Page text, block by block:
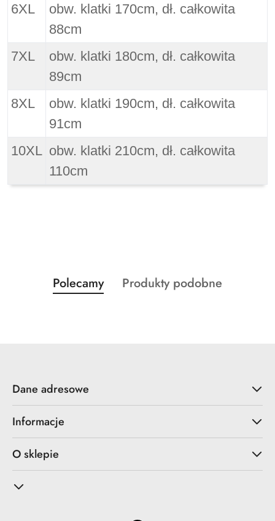
6XL
obw. klatki 170cm, dł. całkowita
88cm
7XL
obw. klatki 180cm, dł. całkowita
89cm
8XL
obw. klatki 190cm, dł. całkowita
91cm
10XL obw. klatki 210cm, dł. całkowita
110cm
Pomiń karuzelę produktów
Produkty
o
Polecamy
Produkty
Produkty podobne
Dane adresowe
Informacje
O sklepie